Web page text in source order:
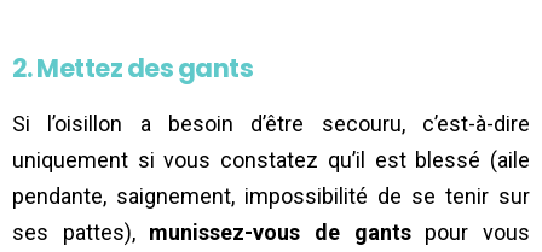
2. Mettez des gants
Si l’oisillon a besoin d’être secouru, c’est-à-dire
uniquement si vous constatez qu’il est blessé (aile
pendante, saignement, impossibilité de se tenir sur
ses pattes), munissez-vous de gantspour vous